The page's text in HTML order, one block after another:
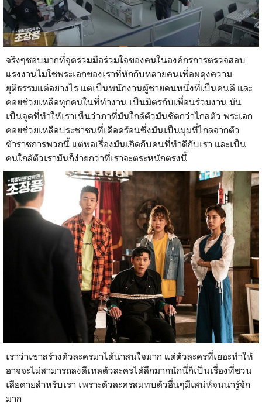
จริงๆชอบมากที่จุดร่วมมือร่วมใจของคนในองค์กรการตรวจสอบ
แรงงานไม่ใช่พระเอกของเราที่หักกับหลายคนเพื่อผดุงความ
ยุติธรรมแต่อย่างไร แต่เป็นพนักงานผู้ชายคนหนึ่งที่เป็นคนดี และ
คอยช่วยเหลือทุกคนในที่ทำงาน เป็นมิตรกับเพื่อนร่วมงาน มัน
เป็นจุดที่ทำให้เราเห็นว่าภาที่มันใกล้ตัวมันชัดกว่าไกลตัว พระเอก
คอยช่วยเหลือประชาชนที่เดือดร้อนซึ่งมันเป็นมุมที่ไกลจากตัว
ข้าราชการพวกนี้ แต่พอเรื่องมันเกิดกับคนที่ทำดีกับเรา และเป็น
คนใกล้ตัวเรามันก็ง่ายกว่าที่เราจะตระหนักตรงนี้
เราว่าเขาสร้างตัวละครมาได้น่าสนใจมาก แต่ตัวละครที่เยอะทำให้
อาจจะไม่สามารถลงดีเทลตัวละครได้ลึกมากนักนี่ก็เป็นเรื่องที่ชวน
เสียดายสำหรับเรา เพราะตัวละครสมทบตัวอื่นๆมีเสน่ห์จนน่ารู้จัก
มาก